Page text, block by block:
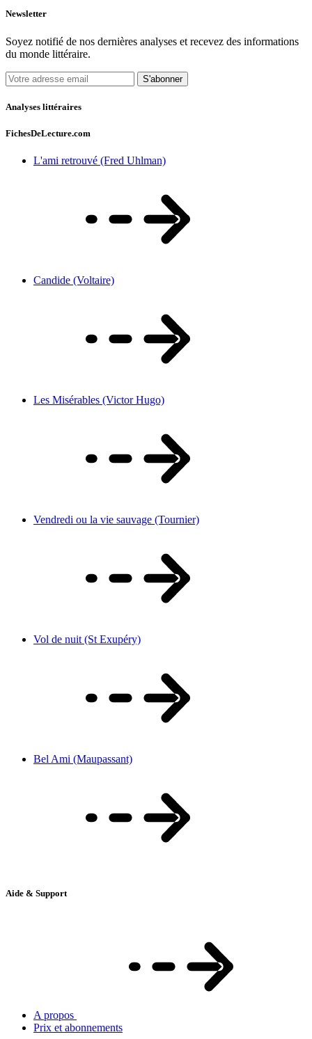
Newsletter
Soyez notifié de nos dernières analyses et recevez des informations
du monde littéraire.
S'abonner
Analyses littéraires
FichesDeLecture.com
L'ami retrouvé (Fred Uhlman)
Candide (Voltaire)
Les Misérables (Victor Hugo)
Vendredi ou la vie sauvage (Tournier)
Vol de nuit (St Exupéry)
Bel Ami (Maupassant)
Aide & Support
A propos
Prix et abonnements